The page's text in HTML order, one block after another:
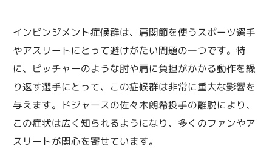
インピンジメント症候群は、肩関節を使うスポーツ選手
やアスリートにとって避けがたい問題の一つです。特
に、ピッチャーのような肘や肩に負担がかかる動作を繰
り返す選手にとって、この症候群は非常に重大な影響を
与えます。ドジャースの佐々木朗希投手の離脱により、
この症状は広く知られるようになり、多くのファンやア
スリートが関心を寄せています。